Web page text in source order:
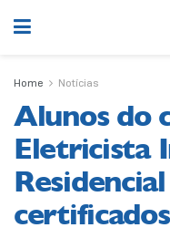
Home Notícias
Alunos do
Eletricista
certificados